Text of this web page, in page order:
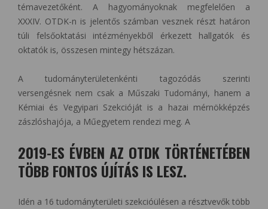
témavezetőként. A hagyományoknak megfelelően a
XXXIV. OTDK-n is jelentős számban vesznek részt határon
túli felsőoktatási intézményekből érkezett hallgatók és
oktatók is, összesen mintegy hétszázan.
A tudományterületenkénti tagozódás szerinti
versengésnek nem csak a Műszaki Tudományi, hanem a
Kémiai és Vegyipari Szekcióját is a hazai mérnökképzés
zászlóshajója, a Műegyetem rendezi meg. A
2019-ES ÉVBEN AZ OTDK TÖRTÉNETÉBEN
TÖBB FONTOS ÚJÍTÁS IS LESZ.
Idén a 16 tudományterületi szekcióülésen a résztvevők több